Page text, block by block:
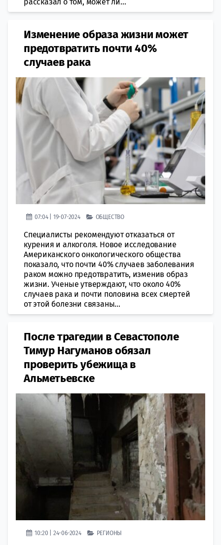
Изменение образа жизни может
предотвратить почти 40%
случаев рака
07:04 | 19-07-2024 ОБЩЕСТВО
Специалисты рекомендуют отказаться от
курения и алкоголя. Новое исследование
Американского онкологического общества
показало, что почти 40% случаев заболевания
раком можно предотвратить, изменив образ
жизни. Ученые утверждают, что около 40%
случаев рака и почти половина всех смертей
от этой болезни связаны...
После трагедии в Севастополе
Тимур Нагуманов обязал
проверить убежища в
Альметьевске
10:20 | 24-06-2024 РЕГИОНЫ